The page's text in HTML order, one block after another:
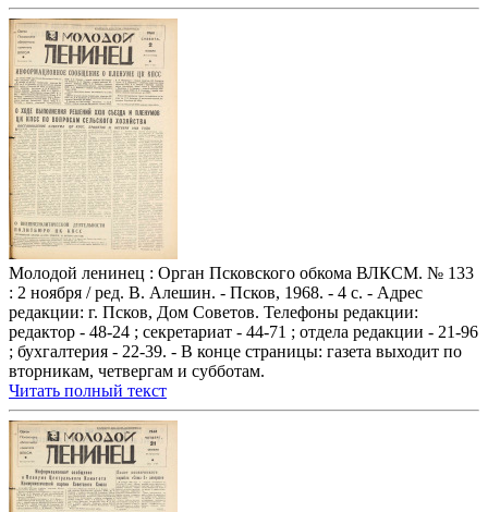
Молодой ленинец : Орган Псковского обкома ВЛКСМ. № 133
: 2 ноября / ред. В. Алешин. - Псков, 1968. - 4 с. - Адрес
редакции: г. Псков, Дом Советов. Телефоны редакции:
редактор - 48-24 ; секретариат - 44-71 ; отдела редакции - 21-96
; бухгалтерия - 22-39. - В конце страницы: газета выходит по
вторникам, четвергам и субботам.
Читать полный текст